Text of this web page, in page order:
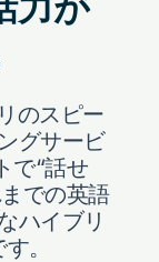
のスピー
グサービ
で“話せ
での英語
ハイブリ
。